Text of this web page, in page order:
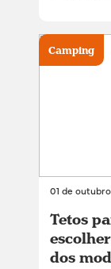
01 de
Tetos
dos
Camping